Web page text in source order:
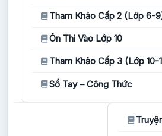
Tham Khảo Cấp 2 (Lớp 6-
Ôn Thi Vào Lớp 10
Tham Khảo Cấp 3 (Lớp 10-
Sổ Tay – Công Thức